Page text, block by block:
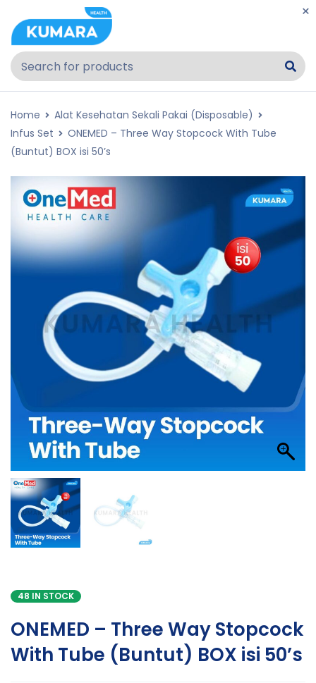
Home
Alat Kesehatan Sekali Pakai (Disposable)
Infus Set
ONEMED – Three Way Stopcock With Tube
(Buntut) BOX isi 50’s
48 IN STOCK
ONEMED – Three Way Stopcock
With Tube (Buntut) BOX isi 50’s